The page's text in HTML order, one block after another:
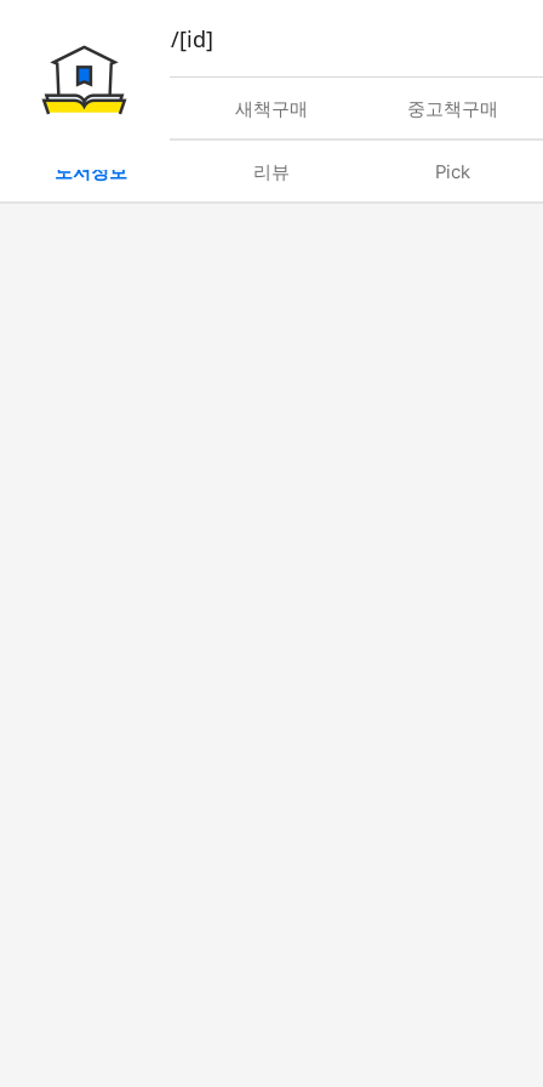
book/rent/[id]
대여 새책구매 중고책구매
도서정보 리뷰 Pick